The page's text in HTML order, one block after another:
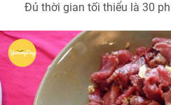
Đủ thời gian tối thiểu là 30